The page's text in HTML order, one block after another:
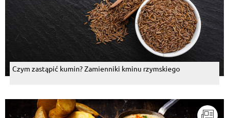
Czym zastąpić kumin? Zamienniki kminu rzymskiego